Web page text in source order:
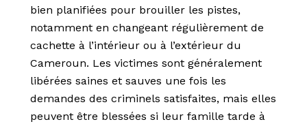
bien planifiées pour brouiller les pistes,
notamment en changeant régulièrement de
cachette à l’intérieur ou à l’extérieur du
Cameroun. Les victimes sont généralement
libérées saines et sauves une fois les
demandes des criminels satisfaites, mais elles
peuvent être blessées si leur famille tarde à